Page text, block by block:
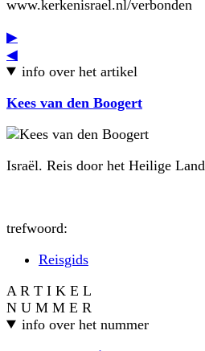
www.kerkenisrael.nl/verbonden
▶
◀
info over het artikel
Kees van den Boogert
Israël. Reis door het Heilige Land
trefwoord:
Reisgids
A R T I K E L
N U M M E R
info over het nummer